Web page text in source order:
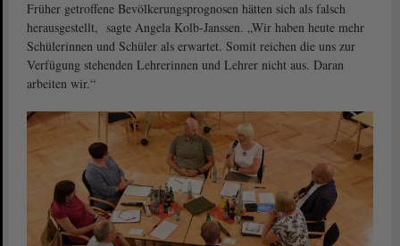
Früher getroffene Bevölkerungsprognosen hätten sich als falsch
herausgestellt, sagte Angela Kolb-Janssen. „Wir haben heute mehr
Schülerinnen und Schüler als erwartet. Somit reichen die uns zur
Verfügung stehenden Lehrerinnen und Lehrer nicht aus. Daran
arbeiten wir.“